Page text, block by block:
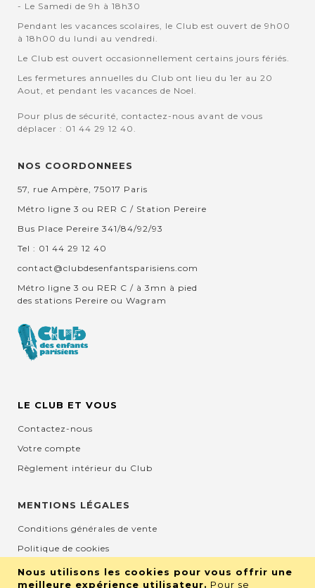
Nous utilisons les cookies pour vous offrir une
meilleure expérience utilisateur. Pour se
- Le Samedi de 9h à 18h30
Pendant les vacances scolaires, le Club est ouvert de 9h00
à 18h00 du lundi au vendredi.
Le Club est ouvert occasionnellement certains jours fériés.
Les fermetures annuelles du Club ont lieu du 1er au 20
Aout, et pendant les vacances de Noel.
Pour plus de sécurité, contactez-nous avant de vous
déplacer : 01 44 29 12 40.
NOS COORDONNEES
57, rue Ampère, 75017 Paris
Métro ligne 3 ou RER C / Station Pereire
Bus Place Pereire 341/84/92/93
Tel : 01 44 29 12 40
contact@clubdesenfantsparisiens.com
Métro ligne 3 ou RER C / à 3mn à pied
des stations Pereire ou Wagram
LE CLUB ET VOUS
Contactez-nous
Votre compte
Règlement intérieur du Club
MENTIONS LÉGALES
Conditions générales de vente
Politique de cookies
Mentions légales et CGU